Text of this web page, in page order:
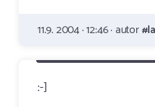
11.9. 2004 · 12:46 · autor
:-]